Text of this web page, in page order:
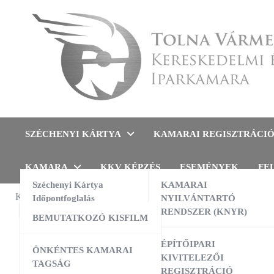
Tolna Vármegyei
SZÉCHENYI KÁRTYA
Széchenyi Kártya
Időpontfoglalás
KAMARAI REGISZTRÁCIÓ
KAMARAI
NYILVÁNTARTÓ
RENDSZER (KNYR)
ÉPÍTŐIPARI
KIVITELEZŐI
REGISZTRÁCIÓ
KAMARA
BEMUTATKOZÓ KISFILM
ÖNKÉNTES KAMARAI
TAGSÁG
KKV KÉPZÉS ESEMÉNYEK
A
KAMARAI ESEMÉNYEK
AI a nyelvtanulás szolgálatában –
gyakorlati workshop